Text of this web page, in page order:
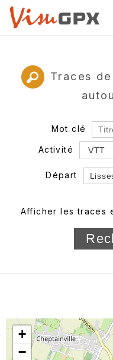
Traces
Mot clé
Activité
Départ
Département
Longueur min/max
Trier par
Afficher les traces
+
−